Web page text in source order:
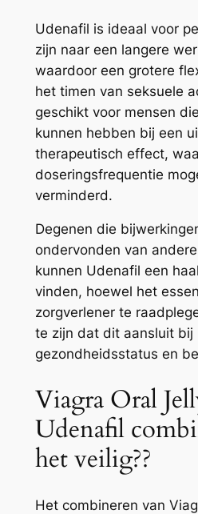
Udenafil is ideaal voor
zijn naar een langere
waardoor een grotere
het timen van seksuele
geschikt voor mensen
kunnen hebben bij een
therapeutisch effect,
doseringsfrequentie
verminderd.
Degenen die
ondervonden van
kunnen Udenafil een
vinden, hoewel het
zorgverlener te
te zijn dat dit aansluit bij
gezondheidsstatus en
Viagra Oral
Udenafil
het veilig??
Het combineren van